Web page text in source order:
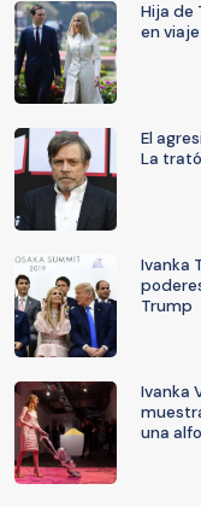
Hija de
en
El
La
Ivanka
Trump
Ivanka
una